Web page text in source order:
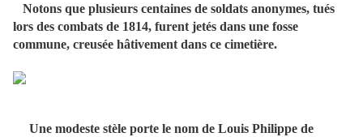
Notons que plusieurs centaines de soldats anonymes, tués
lors des combats de 1814, furent jetés dans une fosse
commune, creusée hâtivement dans ce cimetière.
Une modeste stèle porte le nom de Louis Philippe de